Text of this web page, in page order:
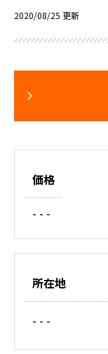
2020/08/25 更新
価格
- - -
所在地
- - -